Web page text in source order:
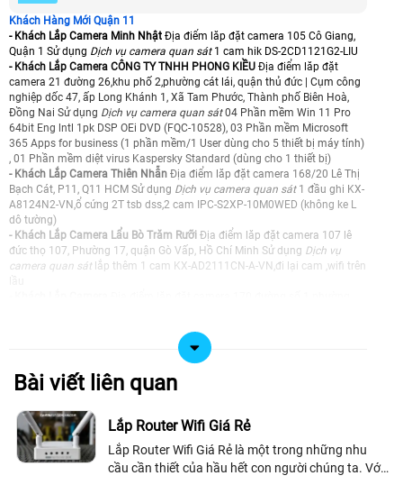
Khách Hàng Mới Quận 11
- Khách Lắp Camera Minh Nhật Địa điểm lăp đặt camera 105 Cô Giang,
Quận 1 Sử dụng Dịch vụ camera quan sát 1 cam hik DS-2CD1121G2-LIU
- Khách Lắp Camera CÔNG TY TNHH PHONG KIỀU Địa điểm lăp đặt
camera 21 đường 26,khu phố 2,phường cát lái, quận thủ đức | Cụm công
nghiệp dốc 47, ấp Long Khánh 1, Xã Tam Phước, Thành phố Biên Hoà,
Đồng Nai Sử dụng Dịch vụ camera quan sát04 Phần mềm Win 11 Pro
64bit Eng lntl 1pk DSP OEi DVD (FQC-10528), 03 Phần mềm Microsoft
365 Apps for business (1 phần mềm/1 User dùng cho 5 thiết bị máy tính)
, 01 Phần mềm diệt virus Kaspersky Standard (dùng cho 1 thiết bị)
- Khách Lắp Camera Thiên Nhẫn Địa điểm lăp đặt camera 168/20 Lê Thị
Bạch Cát, P11, Q11 HCM Sử dụng Dịch vụ camera quan sát 1 đầu ghi KX-
A8124N2-VN,ổ cứng 2T tsb dss,2 cam IPC-S2XP-10M0WED (không ke L
dô tường)
- Khách Lắp Camera Lẩu Bò Trăm Rưỡi Địa điểm lăp đặt camera 107 lê
đức thọ 107, Phường 17, quận Gò Vấp, Hồ Chí Minh Sử dụng Dịch vụ
camera quan sát lắp thêm 1 cam KX-AD2111CN-A-VN,đi lại cam ,wifi trên
- Khách Lắp Camera Kho Khánh TườngĐịa điểm lăp đặt camera 48/3/4B
Thạnh Xuân 25, Phường Thạnh Xuân, Quận 12 Sử dụng
quan sát
1 KX-A4K8116N3-VN, ổ 4T của khách, 6 DH-H5D-5F, 6 chân rút
lắp lên bàn, phần mềm online nhận mã tự động 4 triệu 1 năm, 2 LS1008G
Hồng Bàng P1 Q11, Sử dụngDịch vụ camera quan sát
+ ổ cứng 1T, 1 DH-H3D-3F, 1 LS1005, 1 tay vươn rút
- Khách Lắp Camera hoàngĐịa điểm lăp đặt camera 19 Tôn Thất Tùng,
Quận 1, TPHCM Sử dụngDịch vụ camera quan sát2 Camera Dome KX-
Bài viết liên quan
Lắp Router Wifi Giá Rẻ
Lắp Router Wifi Giá Rẻ là một trong những nhu
cầu cần thiết của hầu hết con người chúng ta. Với